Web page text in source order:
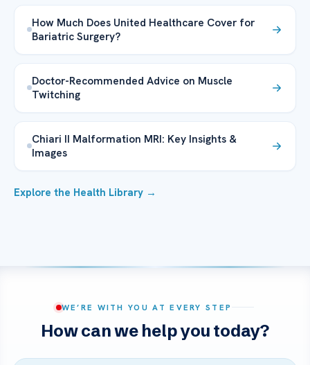
How Much Does United Healthcare Cover for
Bariatric Surgery?
Doctor-Recommended Advice on Muscle
Twitching
Chiari II Malformation MRI: Key Insights &
Images
Explore the Health Library →
WE’RE WITH YOU AT EVERY STEP
How can we help you today?